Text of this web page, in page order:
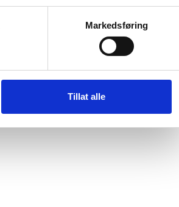
Markedsføring
Tillat alle